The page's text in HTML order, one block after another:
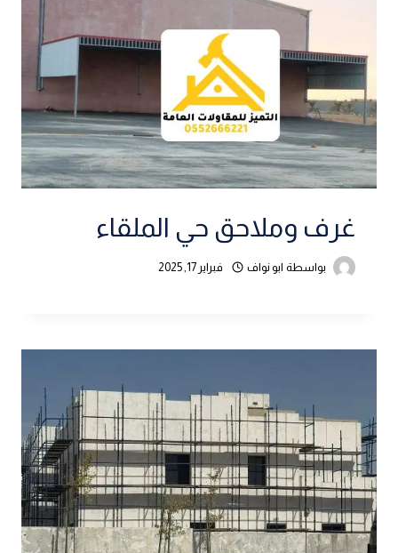
غرف وملاحق حي الملقاء
بواسطة ابو نواف فبراير 17, 2025